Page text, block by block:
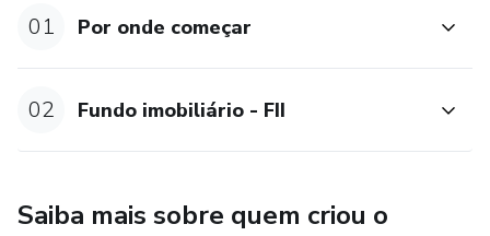
01 Por onde começar
02 Fundo imobiliário - FII
Saiba mais sobre quem criou o